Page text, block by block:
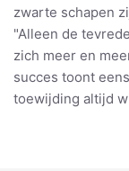
zwarte schapen
"Alleen de
zich meer en
succes toont
toewijding altijd